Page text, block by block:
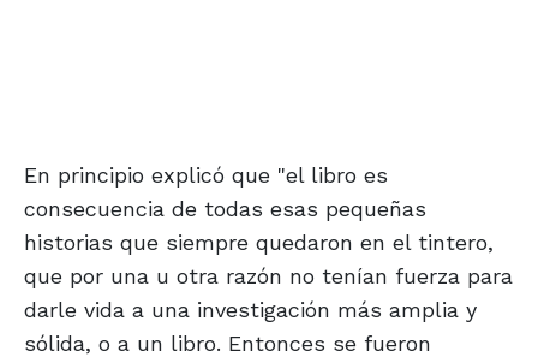
En principio explicó que "el libro es
consecuencia de todas esas pequeñas
historias que siempre quedaron en el tintero,
que por una u otra razón no tenían fuerza para
darle vida a una investigación más amplia y
sólida, o a un libro. Entonces se fueron